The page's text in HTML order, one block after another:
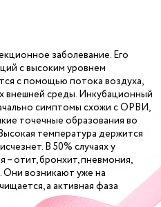
заболевание. Его
с высоким уровнем
с помощью потока воздуха,
внешней среды. Инкубационный
симптомы схожи с ОРВИ,
точечные образования во
температура держится
В 50% случаях у
отит, бронхит, пневмония,
Они возникают уже на
а активная фаза